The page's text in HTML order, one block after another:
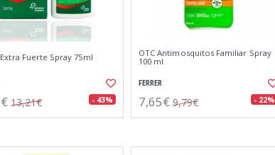
Fuerte Spray 75ml
13,21€ - 43%
OTC Antimosquitos Familiar Spray
100 ml
FERRER
7,65€ 9,79€ - 22%